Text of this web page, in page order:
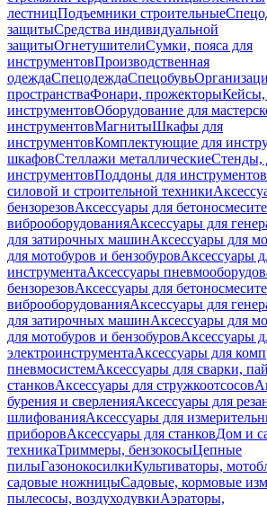
лестницПодъемники строительные
защитыСредства индивидуальной
защитыОгнетушителиСумки, пояса для
инструментовПроизводственная
одеждаСпецодеждаСпецобувь
пространстваФонари, прожекторы
инструментовОборудование для
инструментовМагнитыШкафы для
инструментовКомплектующие для
шкафовСтеллажи металлическиеСтенды,
инструментовПоддоны для инструментов
силовой и строительной техники
бензорезовАксессуары для
виброоборудованияАксессуары для
для затирочных машинАксессуары для
для мотобуров и бензобуровАксессуары
инструментаАксессуары
бензорезовАксессуары для
виброоборудованияАксессуары для
для затирочных машинАксессуары для
для мотобуров и бензобуровАксессуары
электроинструментаАксессуары для
пневмосистемАксессуары для сварки,
станковАксессуары для стружкоотсосов
бурения и сверленияАксессуары для
шлифованияАксессуары для
приборовАксессуары для станковДом и
техникаТриммеры, бензокосыЦепные
пилыГазонокосилкиКультиваторы,
садовые ножницыСадовые, кормовые
пылесосы, воздуходувкиАэраторы,